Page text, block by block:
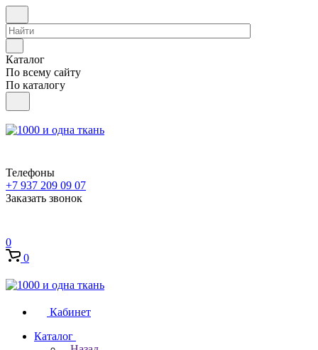
Каталог
По всему сайту
По каталогу
Телефоны
+7 937 209 09 07
Заказать звонок
0
0
Кабинет
Каталог